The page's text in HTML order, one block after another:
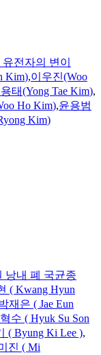
전자의 변이
Kim),이우진(Woo
용태(Yong Tae Kim),
Ho Kim),윤용범
Kim)
낭내 폐 국균종
( Kwang Hyun
재은 ( Jae Eun
수 ( Hyuk Su Son
( Byung Ki Lee ),
진 ( Mi